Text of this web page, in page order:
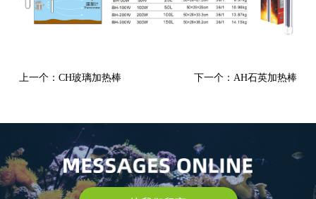
上一个：CH玻璃加热棒 下一个：AH石英加热棒